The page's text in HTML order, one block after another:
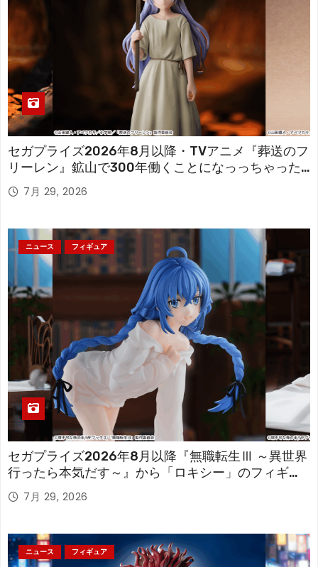
セガプライズ2026年8月以降・TVアニメ『葬送のフ
リーレン』鉱山で300年働くことになっっちゃった
「フリーレン」を立体化！
7月 29, 2026
ニュース フィギュア
セガプライズ2026年8月以降『無職転生Ⅲ ～異世界
行ったら本気だす～』から「ロキシー」のフィギュ
アが登場！
7月 29, 2026
ニュース フィギュア